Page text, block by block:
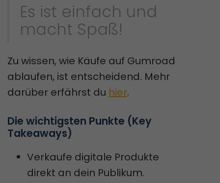
Es ist einfach und
macht Spaß!
Zu wissen, wie Käufe auf Gumroad
ablaufen, ist entscheidend. Mehr
darüber erfährst du hier.
Die wichtigsten Punkte (Key
Takeaways)
Verkaufe digitale Produkte
direkt an dein Publikum.